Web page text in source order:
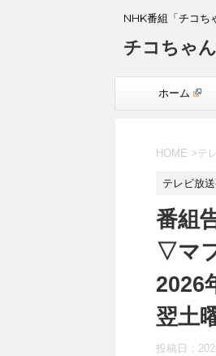
NHK番組「チコち
チコちゃ
ホーム
HOME >テ
テレビ放
番組
▽マ
2026
翌土
投稿日：